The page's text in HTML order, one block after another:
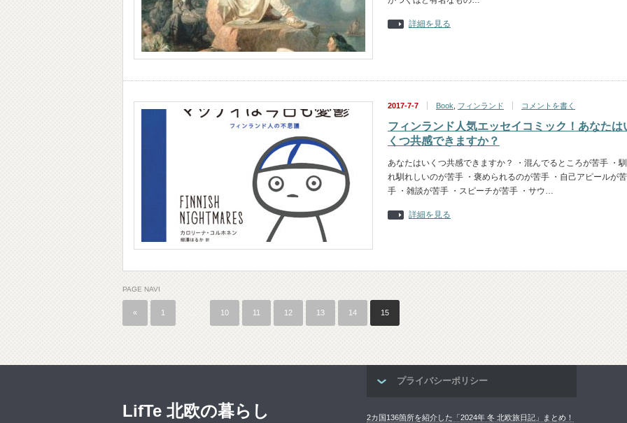
詳細を見る
2017-7-7 Book フィンランド コメントを書く
フィンランド人気エッセイコミック！あなたは
くつ共感できますか？
あなたはいくつ共感できますか？ ・混んでるところが苦手 ・馴
れ馴れしいのが苦手 ・褒められるのが苦手 ・自己アピールが苦
手 ・雑談が苦手 ・スピーチが苦手 ・サウ…
詳細を見る
PAGE NAVI
« 1 10 11 12 13 14 15
プライバシーポリシー
2カ国136箇所を紹介した「2024年 冬 北欧旅日記」まとめ！
LifTe 北欧の暮らし